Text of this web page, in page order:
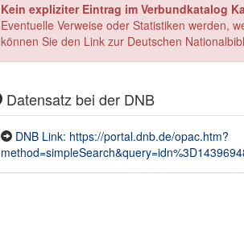
Kein expliziter Eintrag im Verbundkatalog
Eventuelle Verweise oder Statistiken werden,
können Sie den Link zur Deutschen
Datensatz bei der DNB
DNB Link: https://portal.dnb.de/opac.htm?